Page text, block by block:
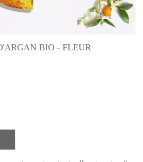
BIO - FLEUR